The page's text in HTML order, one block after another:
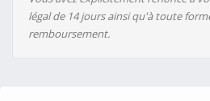
légal de 14 jours ainsi qu'à toute
remboursement.